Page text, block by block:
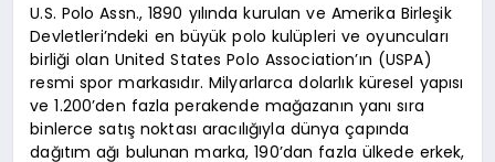
U.S. Polo Assn., 1890 yılında kurulan ve Amerika Birleşik
Devletleri’ndeki en büyük polo kulüpleri ve oyuncuları
birliği olan United States Polo Association’ın (USPA)
resmi spor markasıdır. Milyarlarca dolarlık küresel yapısı
ve 1.200’den fazla perakende mağazanın yanı sıra
binlerce satış noktası aracılığıyla dünya çapında
dağıtım ağı bulunan marka, 190’dan fazla ülkede erkek,